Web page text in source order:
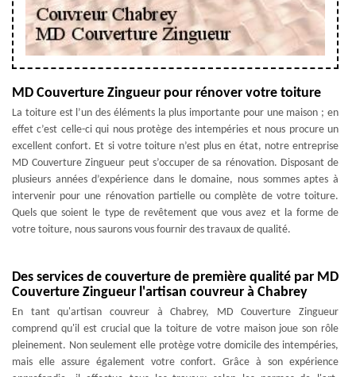
MD Couverture Zingueur pour rénover votre toiture
La toiture est l’un des éléments la plus importante pour une maison ; en
effet c’est celle-ci qui nous protège des intempéries et nous procure un
excellent confort. Et si votre toiture n’est plus en état, notre entreprise
MD Couverture Zingueur peut s’occuper de sa rénovation. Disposant de
plusieurs années d’expérience dans le domaine, nous sommes aptes à
intervenir pour une rénovation partielle ou complète de votre toiture.
Quels que soient le type de revêtement que vous avez et la forme de
votre toiture, nous saurons vous fournir des travaux de qualité.
Des services de couverture de première qualité par MD
Couverture Zingueur l'artisan couvreur à Chabrey
En tant qu'artisan couvreur à Chabrey, MD Couverture Zingueur
comprend qu'il est crucial que la toiture de votre maison joue son rôle
pleinement. Non seulement elle protège votre domicile des intempéries,
mais elle assure également votre confort. Grâce à son expérience